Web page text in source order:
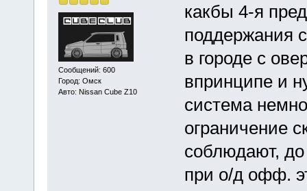
Сообщений: 600
Город: Омск
Авто: Nissan Cube Z10
какбы 4-я
поддержания
в городе с
впринципе и
система
ограничение
соблюдают, до
при о/д офф.